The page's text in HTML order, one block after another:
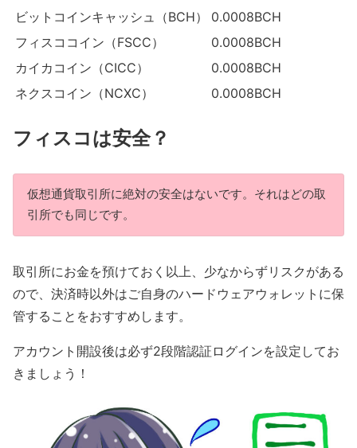
ビットコインキャッシュ（BCH）
0.0008BCH
フィスココイン（FSCC）
0.0008BCH
カイカコイン（CICC）
0.0008BCH
ネクスコイン（NCXC）
0.0008BCH
フィスコは安全？
仮想通貨取引所に絶対の安全はないです。それはどの取
引所でも同じです。
取引所にお金を預けておく以上、少なからずリスクがある
ので、決済時以外はご自身のハードウェアウォレットに保
管することをおすすめします。
アカウント開設後は必ず2段階認証ログインを設定してお
きましょう！